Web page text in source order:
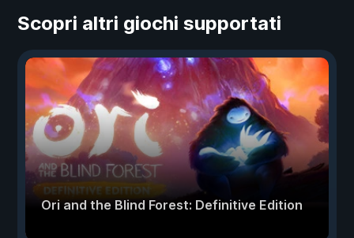
Scopri altri giochi supportati
Ori and the Blind Forest: Definitive Edition